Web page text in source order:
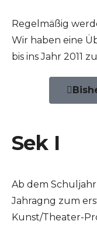
Regelmäßig
Wir haben eine
bis ins Jahr 2011
Sek I
Ab dem
Jahragng zum
Kunst/Theater-